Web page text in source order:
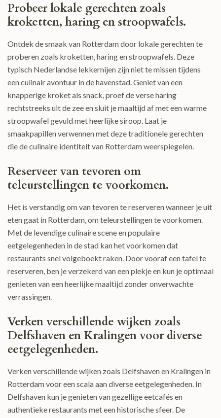
Probeer lokale gerechten zoals
kroketten, haring en stroopwafels.
Ontdek de smaak van Rotterdam door lokale gerechten te
proberen zoals kroketten, haring en stroopwafels. Deze
typisch Nederlandse lekkernijen zijn niet te missen tijdens
een culinair avontuur in de havenstad. Geniet van een
knapperige kroket als snack, proef de verse haring
rechtstreeks uit de zee en sluit je maaltijd af met een warme
stroopwafel gevuld met heerlijke siroop. Laat je
smaakpapillen verwennen met deze traditionele gerechten
die de culinaire identiteit van Rotterdam weerspiegelen.
Reserveer van tevoren om
teleurstellingen te voorkomen.
Het is verstandig om van tevoren te reserveren wanneer je uit
eten gaat in Rotterdam, om teleurstellingen te voorkomen.
Met de levendige culinaire scene en populaire
eetgelegenheden in de stad kan het voorkomen dat
restaurants snel volgeboekt raken. Door vooraf een tafel te
reserveren, ben je verzekerd van een plekje en kun je optimaal
genieten van een heerlijke maaltijd zonder onverwachte
verrassingen.
Verken verschillende wijken zoals
Delfshaven en Kralingen voor diverse
eetgelegenheden.
Verken verschillende wijken zoals Delfshaven en Kralingen in
Rotterdam voor een scala aan diverse eetgelegenheden. In
Delfshaven kun je genieten van gezellige eetcafés en
authentieke restaurants met een historische sfeer. De